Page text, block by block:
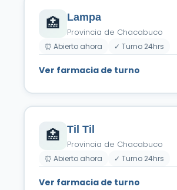
🏥 Lampa
Provincia de Chacabuco
⏰ Abierto ahora ✓ Turno 24hrs
Ver farmacia de turno
🏥 Til Til
Provincia de Chacabuco
⏰ Abierto ahora ✓ Turno 24hrs
Ver farmacia de turno